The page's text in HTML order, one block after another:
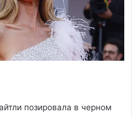
позировала в черном